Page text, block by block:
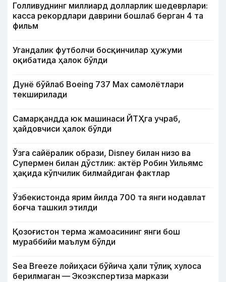
Голливуднинг миллиард долларлик шедеврлари:
касса рекордлари даврини бошлаб берган 4 та
фильм
Угандалик футболчи босқинчилар ҳужуми
оқибатида ҳалок бўлди
Дунё бўйлаб Boeing 737 Мах самолётлари
текширилади
Самарқандда юк машинаси ЙТҲга учраб,
ҳайдовчиси ҳалок бўлди
Ўзга сайёралик образи, Disney билан низо ва
Супермен билан дўстлик: актёр Робин Уильямс
ҳақида кўпчилик билмайдиган фактлар
Ўзбекистонда ярим йилда 700 та янги нодавлат
боғча ташкил этилди
Қозоғистон терма жамоасининг янги бош
мураббийи маълум бўлди
Sea Breeze лойиҳаси бўйича ҳали тўлиқ хулоса
берилмаган — Экоэкспертиза маркази